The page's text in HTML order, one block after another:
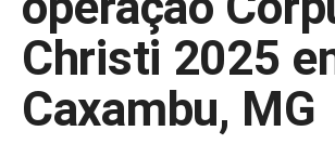
Christi 2025
Caxambu, MG